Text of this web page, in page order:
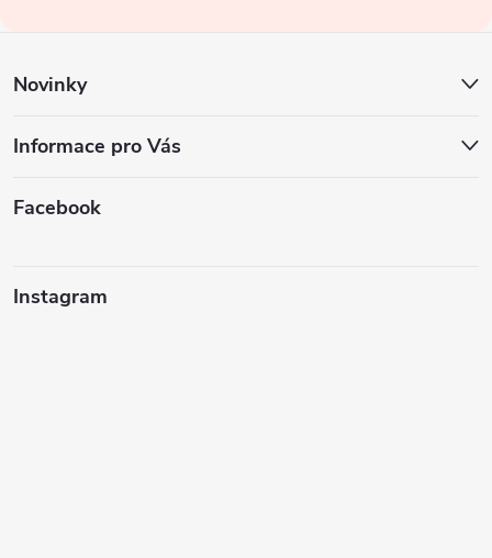
í
Novinky
Informace pro Vás
Facebook
Instagram